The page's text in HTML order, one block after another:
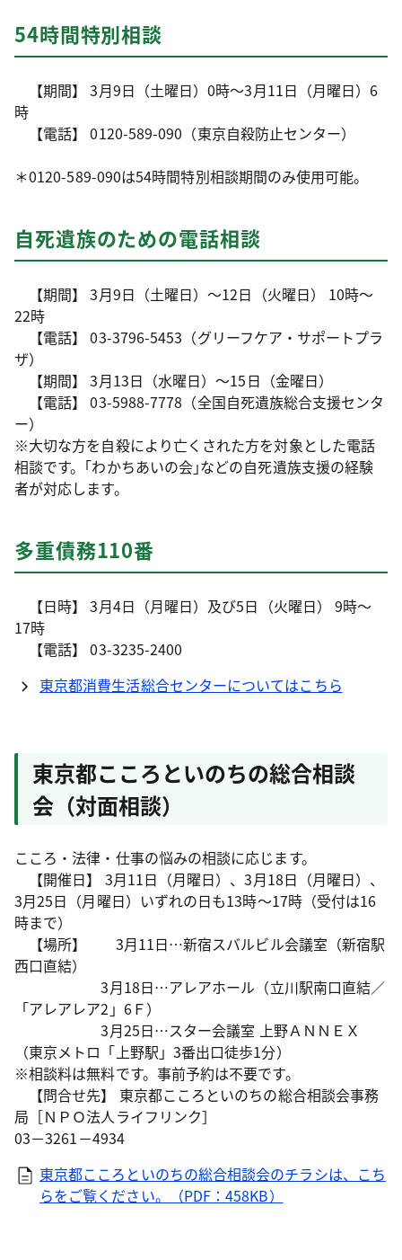
54時間特別相談
【期間】 3月9日（土曜日）0時～3月11日（月曜日）6
時
【電話】 0120-589-090（東京自殺防止センター）
＊0120-589-090は54時間特別相談期間のみ使用可能。
自死遺族のための電話相談
【期間】 3月9日（土曜日）～12日（火曜日） 10時～
22時
【電話】 03-3796-5453（グリーフケア・サポートプラ
ザ）
【期間】 3月13日（水曜日）～15日（金曜日）
【電話】 03-5988-7778（全国自死遺族総合支援センタ
ー）
※大切な方を自殺により亡くされた方を対象とした電話
相談です。｢わかちあいの会｣などの自死遺族支援の経験
者が対応します。
多重債務110番
【日時】 3月4日（月曜日）及び5日（火曜日） 9時～
17時
【電話】 03-3235-2400
東京都消費生活総合センターについてはこちら
東京都こころといのちの総合相談
会（対面相談）
こころ・法律・仕事の悩みの相談に応じます。
【開催日】 3月11日（月曜日）、3月18日（月曜日）、
3月25日（月曜日）いずれの日も13時～17時（受付は16
時まで）
【場所】 3月11日…新宿スバルビル会議室（新宿駅
西口直結）
3月18日…アレアホール（立川駅南口直結／
「アレアレア2」6Ｆ）
3月25日…スター会議室 上野ＡＮＮＥＸ
（東京メトロ「上野駅」3番出口徒歩1分）
※相談料は無料です。事前予約は不要です。
【問合せ先】 東京都こころといのちの総合相談会事務
局［ＮＰＯ法人ライフリンク］
03－3261－4934
東京都こころといのちの総合相談会のチラシは、こち
らをご覧ください。（PDF：458KB）